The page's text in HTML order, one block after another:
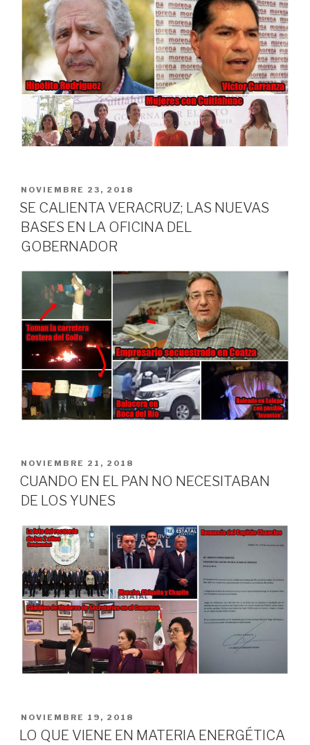
PUBLICADO
EN
NOVIEMBRE 23, 2018
SE CALIENTA VERACRUZ; LAS NUEVAS
BASES EN LA OFICINA DEL
GOBERNADOR
PUBLICADO
EN
NOVIEMBRE 21, 2018
CUANDO EN EL PAN NO NECESITABAN
DE LOS YUNES
PUBLICADO
EN
NOVIEMBRE 19, 2018
LO QUE VIENE EN MATERIA ENERGÉTICA